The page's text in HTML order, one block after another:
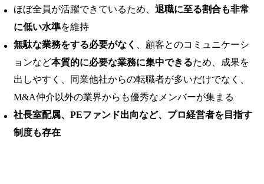
ほぼ全員が活躍できているため、 退職に至る割合も非常
に低い水準を維持
無駄な業務をする必要がなく
、顧客とのコミュニケーシ
ョンなど本質的に必要な業務に集中できるため、成果を
出しやすく、同業他社からの転職者が多いだけでなく、
M&A仲介以外の業界からも優秀なメンバーが集まる
社長室配属、PEファンド出向など、プロ経営者を目指す
制度も存在